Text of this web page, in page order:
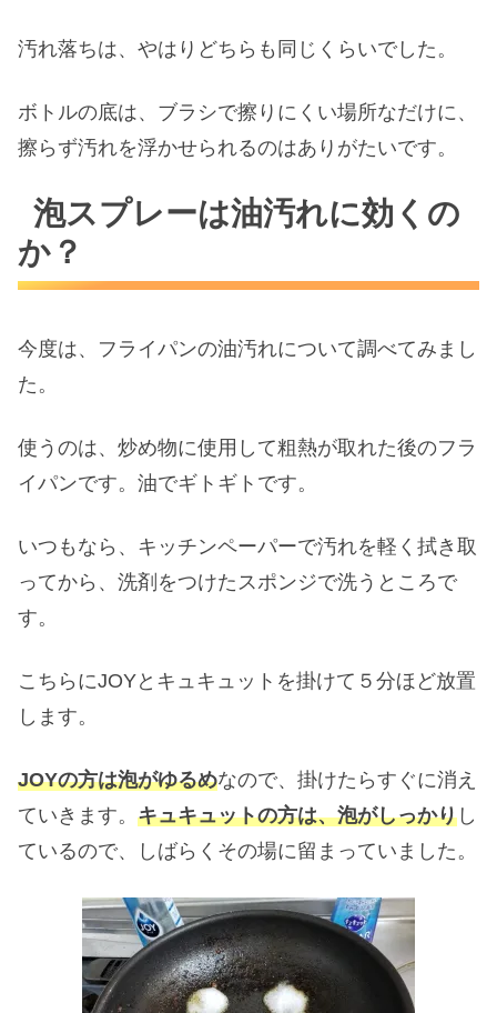
汚れ落ちは、やはりどちらも同じくらいでした。
ボトルの底は、ブラシで擦りにくい場所なだけに、
擦らず汚れを浮かせられるのはありがたいです。
泡スプレーは油汚れに効くの
か？
今度は、フライパンの油汚れについて調べてみまし
た。
使うのは、炒め物に使用して粗熱が取れた後のフラ
イパンです。油でギトギトです。
いつもなら、キッチンペーパーで汚れを軽く拭き取
ってから、洗剤をつけたスポンジで洗うところで
す。
こちらにJOYとキュキュットを掛けて５分ほど放置
します。
JOYの方は泡がゆるめなので、掛けたらすぐに消え
ていきます。 キュキュットの方は、泡がしっかり し
ているので、しばらくその場に留まっていました。